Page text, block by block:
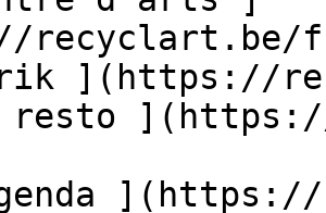
recyclart.be/
](https://